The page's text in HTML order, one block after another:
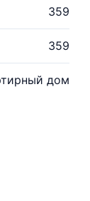
359
359
дом